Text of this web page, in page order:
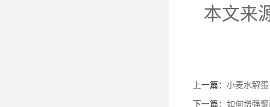
本文来
上一篇： 小麦水解
下一篇： 如何增强